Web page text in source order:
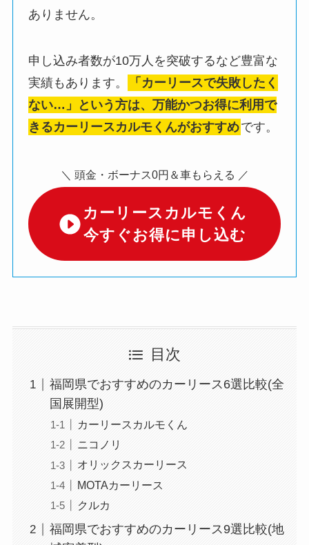
ありません。
申し込み者数が10万人を突破するなど豊富な
実績もあります。
「カーリースで失敗したく
ない…」という方は、万能かつお得に利用で
きるカーリースカルモくんがおすすめです。
＼ 頭金・ボーナス0円＆車もらえる ／
カーリースカルモくん
今すぐお得に申し込む
目次
福岡県でおすすめのカーリース6選比較(全
国展開型)
カーリースカルモくん
ニコノリ
オリックスカーリース
MOTAカーリース
クルカ
福岡県でおすすめのカーリース9選比較(地